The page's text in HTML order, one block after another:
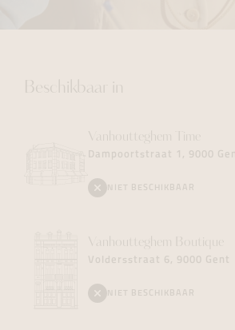
Beschikbaar in
Vanhoutteghem Time
Dampoortstraat 1, 9000
NIET BESCHIKBAAR
Vanhoutteghem Boutique
Voldersstraat 6, 9000 Gent
NIET BESCHIKBAAR